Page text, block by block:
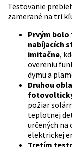
Testovanie
zamerané na tri
Prvým
nabíjacích
imitačne,
overeniu
dymu a
Druhou
požiar
teplotnej
určených na
elektrickej
Tretím